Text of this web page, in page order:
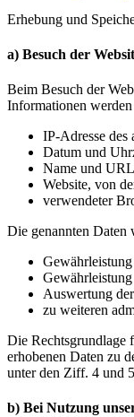
Erhebung und
a) Besuch der
Beim Besuch der
Informationen
IP-Adresse des
Datum und
Name und
Website, von
verwendeter
Die genannten Daten
Auswertung
zu weiteren
Die Rechtsgrundlage
erhobenen Daten zu
unter den Ziff. 4 und
b) Bei Nutzung